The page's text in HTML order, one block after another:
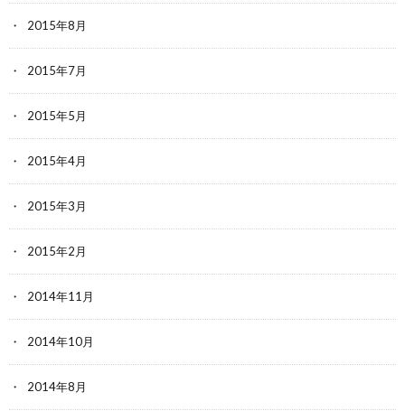
2015年8月
2015年7月
2015年5月
2015年4月
2015年3月
2015年2月
2014年11月
2014年10月
2014年8月